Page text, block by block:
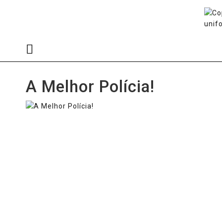
A Melhor Polícia!